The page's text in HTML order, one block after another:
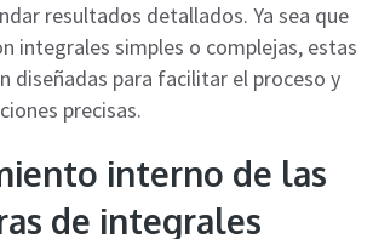
resultados detallados. Ya sea que
integrales simples o complejas, estas
diseñadas para facilitar el proceso y
precisas.
interno de las
de integrales